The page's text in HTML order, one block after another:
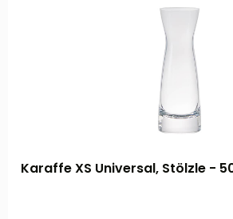
Karaffe XS Universal, Stölzle -